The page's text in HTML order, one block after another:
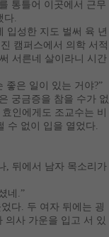
통틀어 이곳에서 근무
다.
입성한 지도 벌써 육 년
캠퍼스에서 의학 서적
서른네 살이라니 시간
좋은 일이 있는 거야?”
궁금증을 참을 수가 없
인에게도 조교수는 비
수 없이 입을 열었다.
, 뒤에서 남자 목소리가
네 .”
다. 두 여자 뒤에는 굉
의사 가운을 입고 서 있